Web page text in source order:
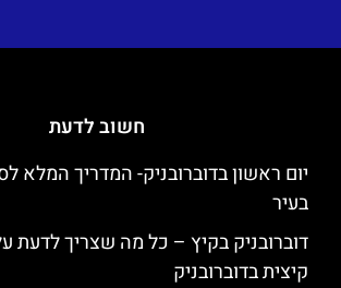
חשוב לדעת
יום ראשון בדוברובניק- המדריך המלא
בעיר
דוברובניק בקיץ – כל מה שצריך לדעת
קיצית בדוברובניק